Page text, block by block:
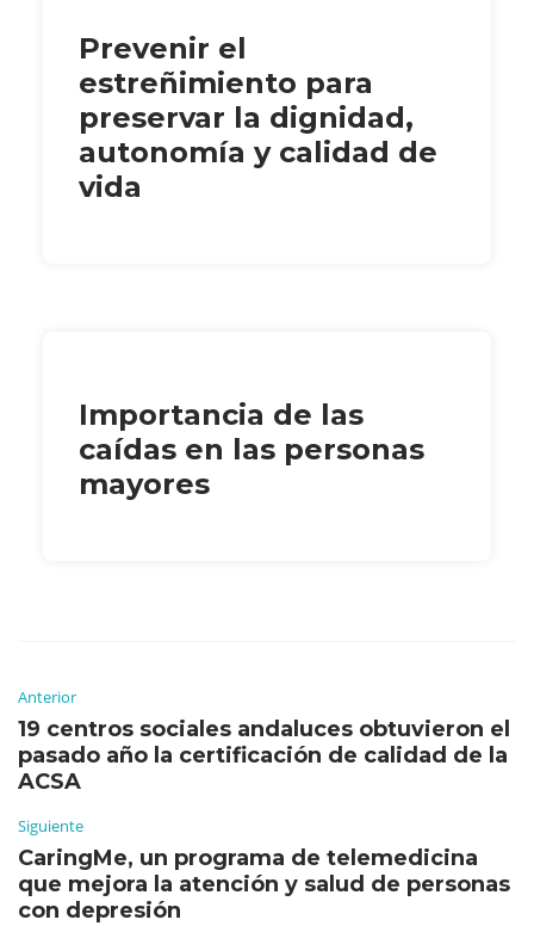
Prevenir el
estreñimiento para
preservar la dignidad,
autonomía y calidad de
vida
Importancia de las
caídas en las personas
mayores
Anterior
19 centros sociales andaluces obtuvieron el
pasado año la certificación de calidad de la
ACSA
Siguiente
CaringMe, un programa de telemedicina
que mejora la atención y salud de personas
con depresión